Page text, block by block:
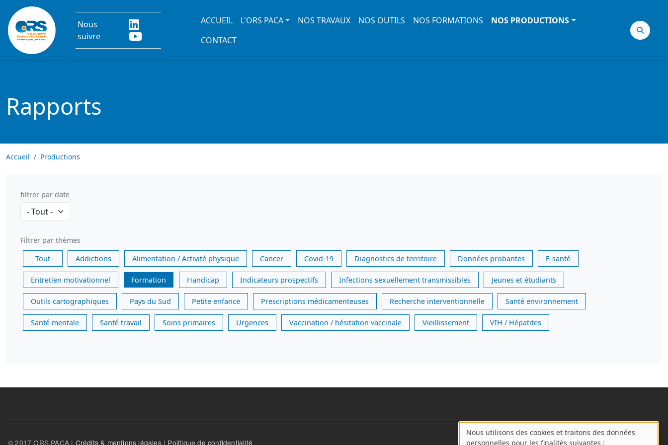
Aller au contenu principal
Nous
suivre
Main navigation
ACCUEIL L'ORS PACA NOS TRAVAUX NOS OUTILS NOS FORMATIONS
NOS PRODUCTIONS
CONTACT
Rapports
Accueil Productions
filtrer par date
Filtrer par thèmes
- Tout -
Addictions Alimentation / Activité physique Cancer Covid-19 Diagnostics de territoire Données probantes E-santé
Entretien motivationnel Formation Handicap Indicateurs prospectifs Infections sexuellement transmissibles Jeunes et étudiants
Outils cartographiques Pays du Sud Petite enfance Prescriptions médicamenteuses Recherche interventionnelle Santé environnement
Santé mentale Santé travail Soins primaires Urgences Vaccination / hésitation vaccinale Vieillissement VIH / Hépatites
© 2017 ORS PACA | Crédits & mentions légales| Politique de confidentialité User account menu
A
Nous utilisons des cookies et traitons des données
personnelles pour les finalités suivantes :